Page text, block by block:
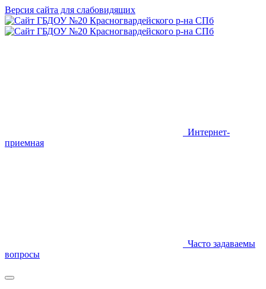
Версия сайта для слабовидящих
Интернет-
приемная
Часто задаваемы
вопросы